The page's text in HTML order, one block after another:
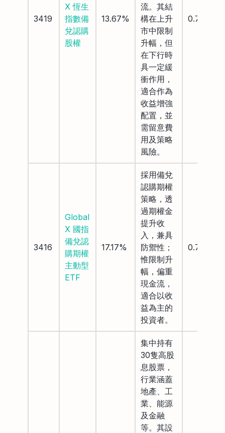
3419
X 恆生
指數備
兌認購
股權
13.67%
流。其結
構在上升
市中限制
升幅，但
在下行時
具一定緩
衝作用，
適合作為
收益增強
配置，並
需留意費
用及策略
風險。
0.75%
3416
Global
X 國指
備兌認
購期權
主動型
ETF
17.17%
採用備兌
認購期權
策略，透
過期權金
提升收
入，兼具
防禦性；
惟限制升
幅，偏重
現金流，
適合以收
益為主的
投資者。
0.75%
集中持有
30隻高股
息股票，
行業涵蓋
地產、工
業、能源
及金融
等。其設